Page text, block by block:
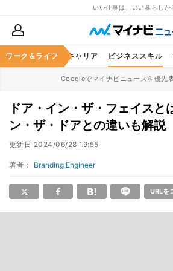
いい仕事は、いい暮らしか
ワーク＆ライフ キャリア ビジネススキル
Googleでマイナビニュースを優先
ドア・イン・ザ・フェイスと
ン・ザ・ドアとの違いも解説
更新日 2024/06/28 19:55
著者： Branding Engineer
URLを